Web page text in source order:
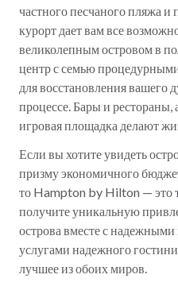
частного песчаного пляжа и
курорт дает вам все
великолепным островом в
центр с семью
для восстановления вашего
процессе. Бары и рестораны,
игровая площадка делают
Если вы хотите увидеть
призму экономичного
то Hampton by Hilton — это
получите уникальную
острова вместе с
услугами надежного
лучшее из обоих миров.